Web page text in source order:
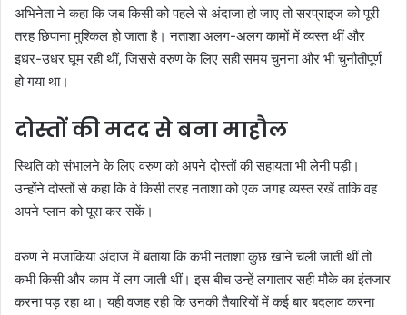
अभिनेता ने कहा कि जब किसी को पहले से अंदाजा हो जाए तो सरप्राइज को पूरी
तरह छिपाना मुश्किल हो जाता है। नताशा अलग-अलग कामों में व्यस्त थीं और
इधर-उधर घूम रही थीं, जिससे वरुण के लिए सही समय चुनना और भी चुनौतीपूर्ण
हो गया था।
दोस्तों की मदद से बना माहौल
स्थिति को संभालने के लिए वरुण को अपने दोस्तों की सहायता भी लेनी पड़ी।
उन्होंने दोस्तों से कहा कि वे किसी तरह नताशा को एक जगह व्यस्त रखें ताकि वह
अपने प्लान को पूरा कर सकें।
वरुण ने मजाकिया अंदाज में बताया कि कभी नताशा कुछ खाने चली जाती थीं तो
कभी किसी और काम में लग जाती थीं। इस बीच उन्हें लगातार सही मौके का इंतजार
करना पड़ रहा था। यही वजह रही कि उनकी तैयारियों में कई बार बदलाव करना